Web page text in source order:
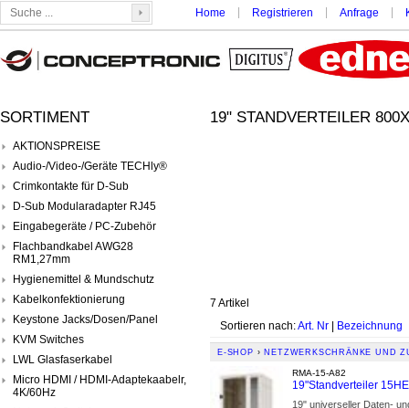
Home Registrieren Anfrage
SORTIMENT
AKTIONSPREISE
Audio-/Video-/Geräte TECHly®
Crimkontakte für D-Sub
D-Sub Modularadapter RJ45
Eingabegeräte / PC-Zubehör
Flachbandkabel AWG28
RM1,27mm
Hygienemittel & Mundschutz
Kabelkonfektionierung
Keystone Jacks/Dosen/Panel
KVM Switches
LWL Glasfaserkabel
Micro HDMI / HDMI-Adaptekaabelr,
4K/60Hz
19" STANDVERTEILER
7 Artikel
Sortieren nach:Art. Nr | Bezeichnung
E-SHOP › NETZWERKSCHRÄNKE UND
RMA-15-A82
19"Standverteiler
19" universeller Daten-